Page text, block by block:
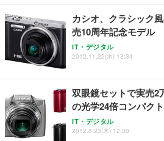
カシオ、クラシック
売10周年記念モデル
IT・デジタル
2012.11.22(木) 13:34
双眼鏡セットで実売2
の光学24倍コンパク
IT・デジタル
2012.8.23(木) 12:30